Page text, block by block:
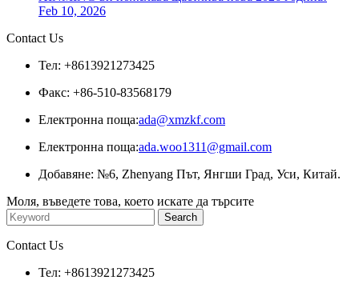
Feb 10, 2026
Contact Us
Тел: +8613921273425
Факс: +86-510-83568179
Електронна поща:ada@xmzkf.com
Електронна поща:ada.woo1311@gmail.com
Добавяне: №6, Zhenyang Път, Янгши Град, Уси, Китай.
Моля, въведете това, което искате да търсите
Contact Us
Тел: +8613921273425